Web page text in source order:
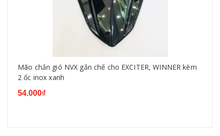
Mão chắn gió NVX gắn chế cho EXCITER, WINNER kèm
2 ốc inox xanh
54.000₫